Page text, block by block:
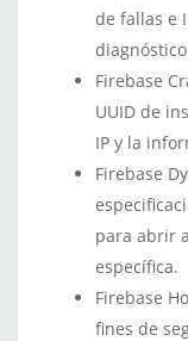
de fallas e
diagnóstico
Firebase
UUID de
IP y la
Firebase
para abrir
específica.
Firebase
fines de